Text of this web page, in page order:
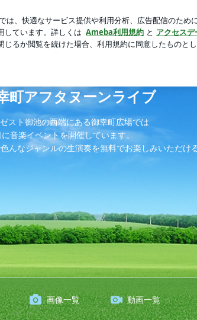
られる憎い存在
アフタヌーンライブ
スト御池の西端にある御幸町広場では
音楽イベントを開催しています。
んなジャンルの生演奏を無料でお楽しみいただけ
画像一覧 動画一覧